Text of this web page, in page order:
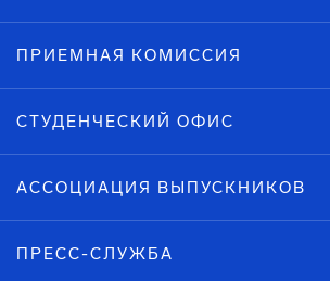
ПРИЕМНАЯ КОМИССИЯ
СТУДЕНЧЕСКИЙ ОФИС
АССОЦИАЦИЯ ВЫПУСКНИКОВ
ПРЕСС-СЛУЖБА